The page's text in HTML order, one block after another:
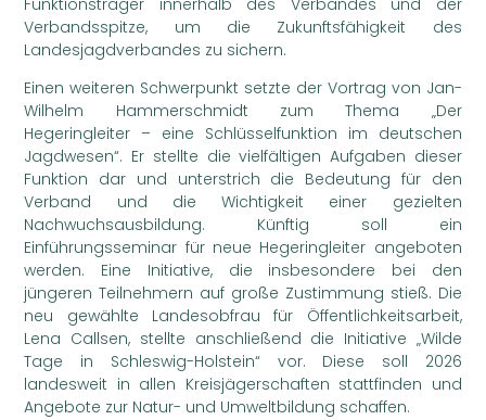
Verbandsspitze, um die Zukunftsfähigkeit des
Landesjagdverbandes zu sichern.
Einen weiteren Schwerpunkt setzte der Vortrag von Jan-
Wilhelm Hammerschmidt zum Thema „Der
Hegeringleiter – eine Schlüsselfunktion im deutschen
Jagdwesen“. Er stellte die vielfältigen Aufgaben dieser
Funktion dar und unterstrich die Bedeutung für den
Verband und die Wichtigkeit einer gezielten
Nachwuchsausbildung. Künftig soll ein
Einführungsseminar für neue Hegeringleiter angeboten
werden. Eine Initiative, die insbesondere bei den
jüngeren Teilnehmern auf große Zustimmung stieß. Die
neu gewählte Landesobfrau für Öffentlichkeitsarbeit,
Lena Callsen, stellte anschließend die Initiative „Wilde
Tage in Schleswig-Holstein“ vor. Diese soll 2026
landesweit in allen Kreisjägerschaften stattfinden und
Angebote zur Natur- und Umweltbildung schaffen.